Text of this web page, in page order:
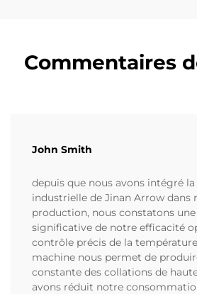
Commentaires
John Smith
depuis que nous avons intégré
industrielle de Jinan Arrow dans
production, nous constatons
significative de notre efficacité
contrôle précis de la
machine nous permet de
constante des collations de
avons réduit notre